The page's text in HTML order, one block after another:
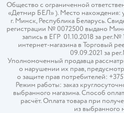
Общество с ограниченной
«Детмир БЕЛ» ). Место нахождения:
г. Минск, Республика Беларусь.
регистрации № 0072500 выдано
запись в ЕГР 01.10.2018 за
интернет-магазина в Торговый
09.09.2021 за
Уполномоченный продавца
о нарушении их прав,
о защите прав потребителей:
Режим работы: заказ
выбранного магазина. Способ
расчёт. Оплата товара при
из выбранного